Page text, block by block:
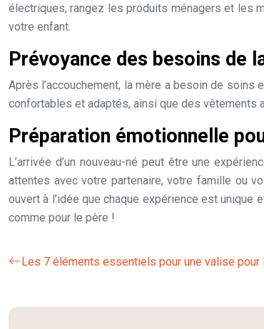
électriques, rangez les produits ménagers et les
votre enfant.
Prévoyance des besoins de
Après l’accouchement, la mère a besoin de
confortables et adaptés, ainsi que des vêtements
Préparation émotionnelle
L’arrivée d’un nouveau-né peut être une
attentes avec votre partenaire, votre famille ou
ouvert à l’idée que chaque expérience est
comme pour le père !
Les 7 éléments essentiels pour une valise pour